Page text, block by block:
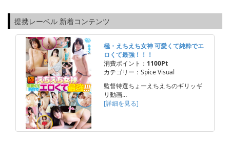
提携レーベル 新着コンテンツ
極・えちえち女神 可愛くて純粋でエ
ロくて最強！！！
消費ポイント： 1100Pt
カテゴリー：Spice Visual
監督特選ちょーえちえちのギリッギ
リ動画…
[詳細を見る]